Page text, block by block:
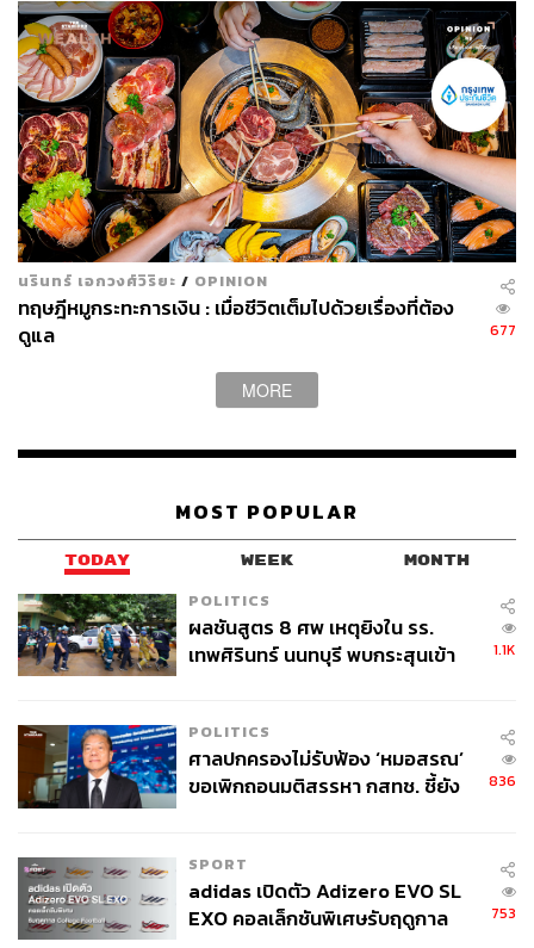
นรินทร์ เอกวงศ์วิริยะ / OPINION
ทฤษฎีหมูกระทะการเงิน : เมื่อชีวิตเต็มไปด้วยเรื่องที่ต้อง
ดูแล
677
MORE
MOST POPULAR
TODAY WEEK MONTH
POLITICS
ผลชันสูตร 8 ศพ เหตุยิงใน รร.
เทพศิรินทร์ นนทบุรี พบกระสุนเข้า
1.1K
POLITICS
ศาลปกครองไม่รับฟ้อง ‘หมอสรณ’
ขอเพิกถอนมติสรรหา กสทช. ชี้ยัง
836
SPORT
adidas เปิดตัว Adizero EVO SL
EXO คอลเล็กชันพิเศษรับฤดูกาล
753